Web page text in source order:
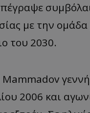
με την ομάδα
του 2030.
2006 και